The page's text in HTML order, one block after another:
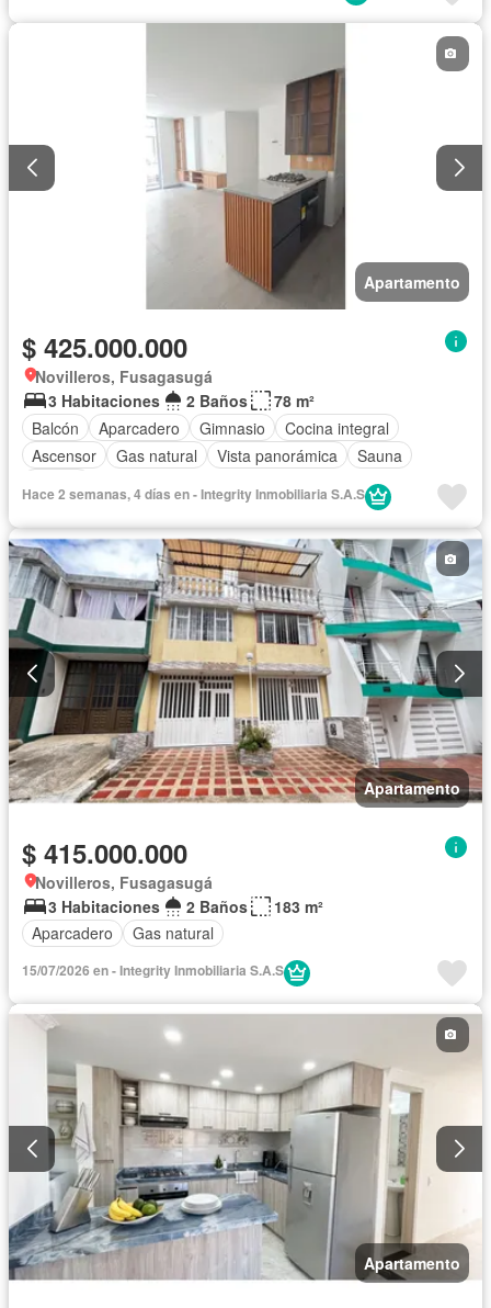
Apartamento
$ 425.000.000
Novilleros, Fusagasugá
3 Habitaciones
2 Baños
78 m²
Balcón
Aparcadero Gimnasio
Cocina integral
Ascensor
Gas natural Vista panorámica
Sauna
Hace 2 semanas, 4 días en - Integrity Inmobiliaria S.A.S
Apartamento
$ 415.000.000
Novilleros, Fusagasugá
3 Habitaciones
2 Baños
183 m²
Aparcadero
Gas natural
15/07/2026 en - Integrity Inmobiliaria S.A.S
Apartamento